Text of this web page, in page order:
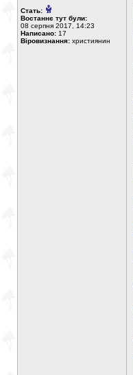
Стать:
Востаннє тут були:
08 серпня 2017, 14:23
Написано: 17
Віровизнання: християнин